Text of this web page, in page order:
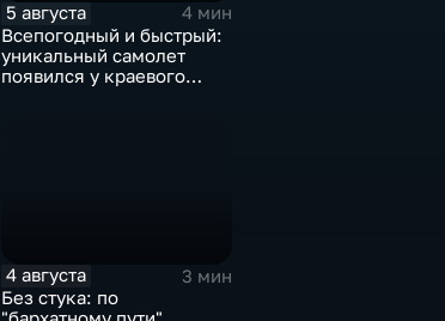
5 августа
4 мин
Всепогодный и быстрый:
уникальный самолет
появился у краевого
4 августа
3 мин
Без стука: по